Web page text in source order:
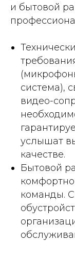
и бытовой
система),
видео-
услышат
качестве.
Бытовой
команды.